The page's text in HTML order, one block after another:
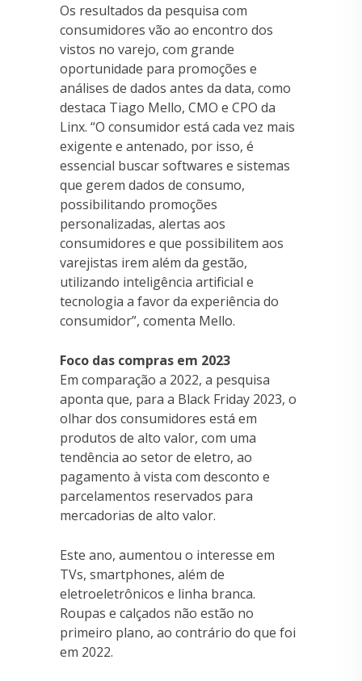
Os resultados da pesquisa com
consumidores vão ao encontro dos
vistos no varejo, com grande
oportunidade para promoções e
análises de dados antes da data, como
destaca Tiago Mello, CMO e CPO da
Linx. “O consumidor está cada vez mais
exigente e antenado, por isso, é
essencial buscar softwares e sistemas
que gerem dados de consumo,
possibilitando promoções
personalizadas, alertas aos
consumidores e que possibilitem aos
varejistas irem além da gestão,
utilizando inteligência artificial e
tecnologia a favor da experiência do
consumidor”, comenta Mello.
Foco das compras em 2023
Em comparação a 2022, a pesquisa
aponta que, para a Black Friday 2023, o
olhar dos consumidores está em
produtos de alto valor, com uma
tendência ao setor de eletro, ao
pagamento à vista com desconto e
parcelamentos reservados para
mercadorias de alto valor.
Este ano, aumentou o interesse em
TVs, smartphones, além de
eletroeletrônicos e linha branca.
Roupas e calçados não estão no
primeiro plano, ao contrário do que foi
em 2022.